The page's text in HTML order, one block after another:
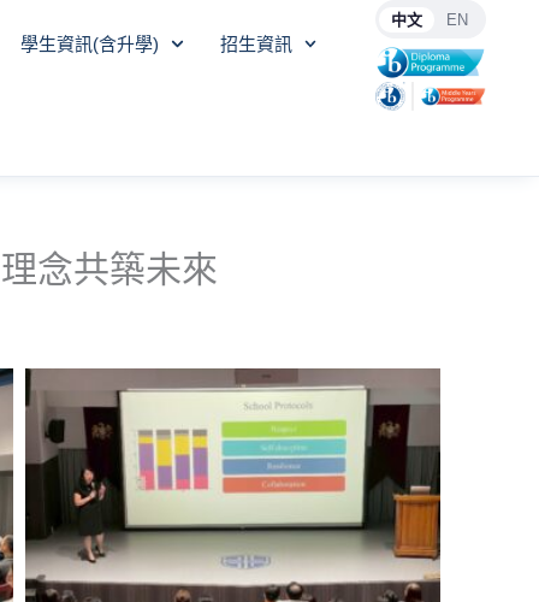
學生資訊(含升學) 招生資訊
中文 EN
念共築未來